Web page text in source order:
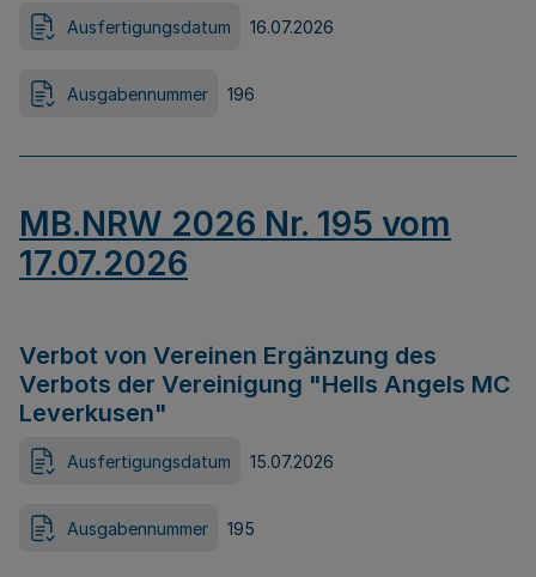
Ausfertigungsdatum 16.07.2026
Ausgabennummer 196
MB.NRW 2026 Nr. 195 vom
17.07.2026
Verbot von Vereinen Ergänzung des
Verbots der Vereinigung "Hells Angels MC
Leverkusen"
Ausfertigungsdatum 15.07.2026
Ausgabennummer 195